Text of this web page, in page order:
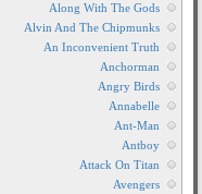
Along With The Gods
Alvin And The Chipmunks
An Inconvenient Truth
Anchorman
Angry Birds
Annabelle
Ant-Man
Antboy
Attack On Titan
Avengers